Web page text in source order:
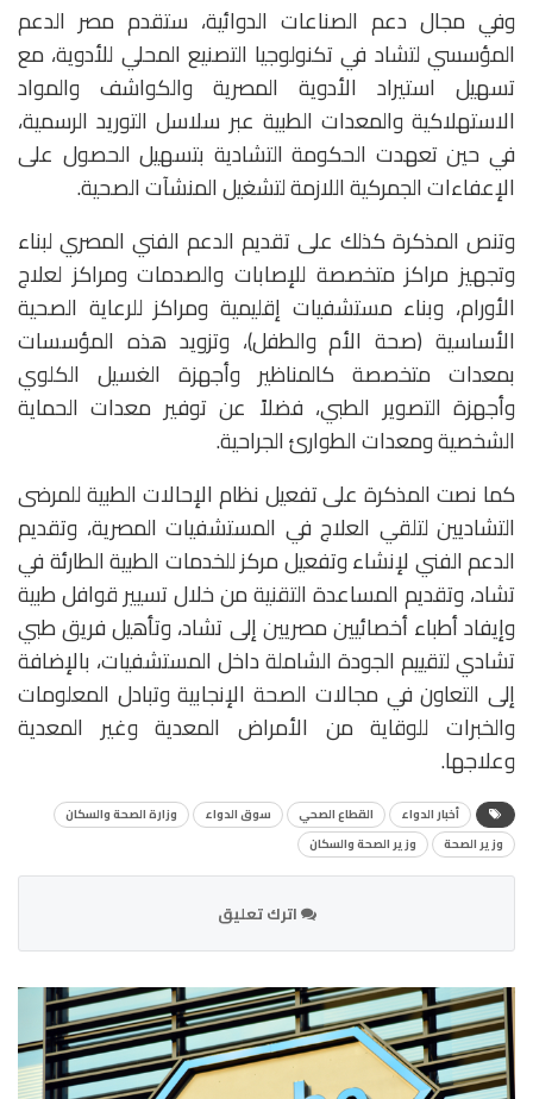
وفي مجال دعم الصناعات الدوائية، ستقدم مصر الدعم
المؤسسي لتشاد في تكنولوجيا التصنيع المحلي للأدوية، مع
تسهيل استيراد الأدوية المصرية والكواشف والمواد
الاستهلاكية والمعدات الطبية عبر سلاسل التوريد الرسمية،
في حين تعهدت الحكومة التشادية بتسهيل الحصول على
الإعفاءات الجمركية اللازمة لتشغيل المنشآت الصحية.
وتنص المذكرة كذلك على تقديم الدعم الفني المصري لبناء
وتجهيز مراكز متخصصة للإصابات والصدمات ومراكز لعلاج
الأورام، وبناء مستشفيات إقليمية ومراكز للرعاية الصحية
الأساسية (صحة الأم والطفل)، وتزويد هذه المؤسسات
بمعدات متخصصة كالمناظير وأجهزة الغسيل الكلوي
وأجهزة التصوير الطبي، فضلاً عن توفير معدات الحماية
الشخصية ومعدات الطوارئ الجراحية.
كما نصت المذكرة على تفعيل نظام الإحالات الطبية للمرضى
التشاديين لتلقي العلاج في المستشفيات المصرية، وتقديم
الدعم الفني لإنشاء وتفعيل مركز للخدمات الطبية الطارئة في
تشاد، وتقديم المساعدة التقنية من خلال تسيير قوافل طبية
وإيفاد أطباء أخصائيين مصريين إلى تشاد، وتأهيل فريق طبي
تشادي لتقييم الجودة الشاملة داخل المستشفيات، بالإضافة
إلى التعاون في مجالات الصحة الإنجابية وتبادل المعلومات
والخبرات للوقاية من الأمراض المعدية وغير المعدية
وعلاجها.
أخبار الدواء القطاع الصحي سوق الدواء
وزارة الصحة والسكان
وزير الصحة
وزير الصحة والسكان
اترك تعليق